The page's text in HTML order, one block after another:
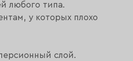
любого типа.
у которых плохо
слой.